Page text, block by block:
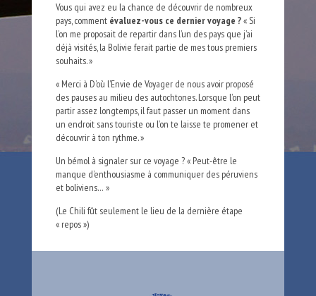
Vous qui avez eu la chance de découvrir de nombreux
pays, comment évaluez-vous ce dernier voyage ?« Si
l’on me proposait de repartir dans l’un des pays que j’ai
déjà visités, la Bolivie ferait partie de mes tous premiers
souhaits. »
« Merci à D’où l’Envie de Voyager de nous avoir proposé
des pauses au milieu des autochtones. Lorsque l’on peut
partir assez longtemps, il faut passer un moment dans
un endroit sans touriste ou l’on te laisse te promener et
découvrir à ton rythme. »
Un bémol à signaler sur ce voyage ? « Peut-être le
manque d’enthousiasme à communiquer des péruviens
et boliviens… »
(Le Chili fût seulement le lieu de la dernière étape
« repos »)